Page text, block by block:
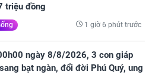
triệu đồng
1 giờ 6 phút trước
ngày 8/8/2026, 3 con giáp
bạt ngàn, đổi đời Phú Quý, ung